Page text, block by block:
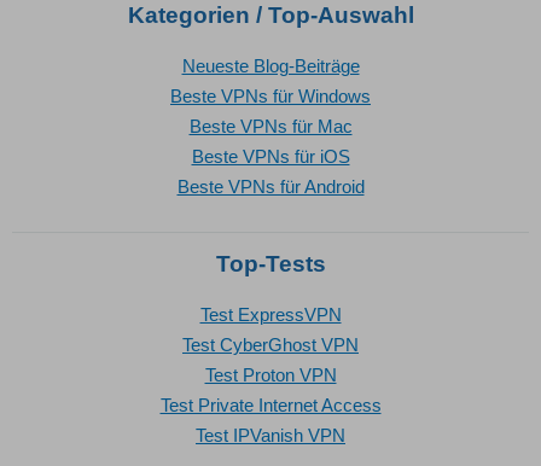
Kategorien / Top-Auswahl
Neueste Blog-Beiträge
Beste VPNs für Windows
Beste VPNs für Mac
Beste VPNs für iOS
Beste VPNs für Android
Top-Tests
Test ExpressVPN
Test CyberGhost VPN
Test Proton VPN
Test Private Internet Access
Test IPVanish VPN